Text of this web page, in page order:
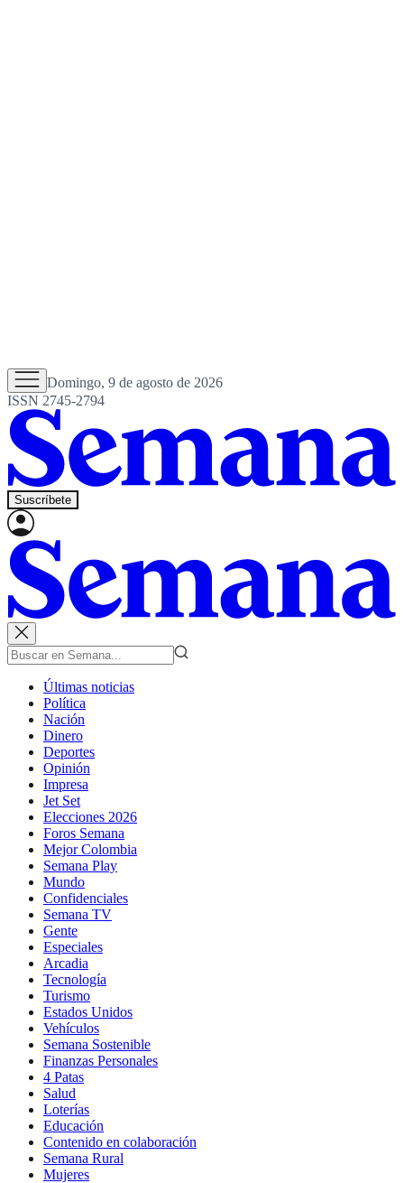
Domingo, 9 de agosto de 2026
ISSN 2745-2794
Suscríbete
Últimas noticias
Política
Nación
Dinero
Deportes
Opinión
Impresa
Jet Set
Elecciones 2026
Foros Semana
Mejor Colombia
Semana Play
Mundo
Confidenciales
Semana TV
Gente
Especiales
Arcadia
Tecnología
Turismo
Estados Unidos
Vehículos
Semana Sostenible
Finanzas Personales
4 Patas
Salud
Loterías
Educación
Contenido en colaboración
Semana Rural
Mujeres